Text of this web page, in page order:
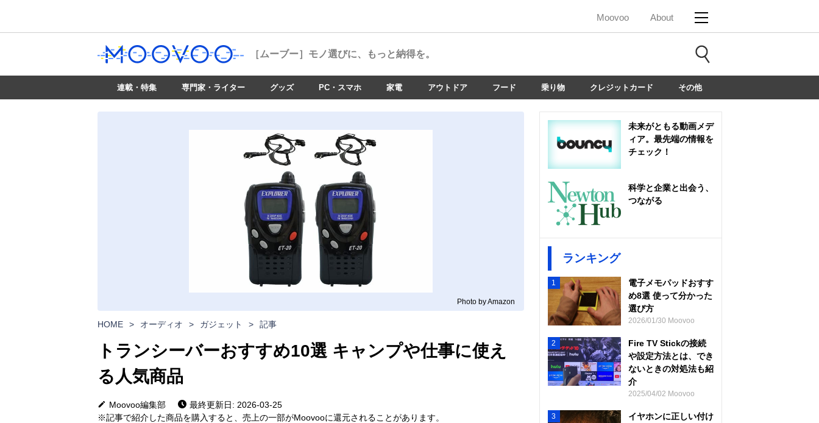
Moovoo About
［ムーブー］ モノ選びに、もっと納得を。
連載・特集 専門家・ライター グッズ PC・スマホ 家電 アウトドア フード 乗り物 クレジットカード その他
Photo by Amazon
HOME > オーディオ > ガジェット > 記事
トランシーバーおすすめ10選 キャンプや仕事に使え
る人気商品
Moovoo編集部
最終更新日: 2026-03-25
※記事で紹介した商品を購入すると、売上の一部がMoovooに還元されることがあります。
未来がともる動画メデ
ィア。最先端の情報を
チェック！
科学と企業と出会う、
つながる
ランキング
1
電子メモパッドおすす
め8選 使って分かった
選び方
2026/01/30 Moovoo
2
Fire TV Stickの接続
や設定方法とは、でき
ないときの対処法も紹
介
2025/04/02 Moovoo
3
イヤホンに正しい付け